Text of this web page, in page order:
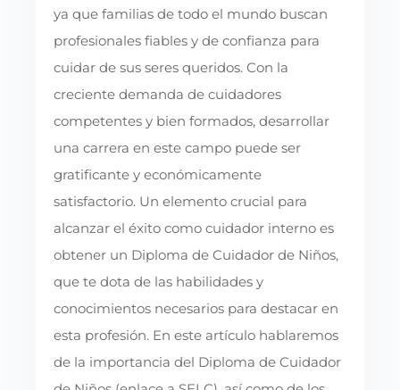
ya que familias de todo el mundo buscan
profesionales fiables y de confianza para
cuidar de sus seres queridos. Con la
creciente demanda de cuidadores
competentes y bien formados, desarrollar
una carrera en este campo puede ser
gratificante y económicamente
satisfactorio. Un elemento crucial para
alcanzar el éxito como cuidador interno es
obtener un Diploma de Cuidador de Niños,
que te dota de las habilidades y
conocimientos necesarios para destacar en
esta profesión. En este artículo hablaremos
de la importancia del Diploma de Cuidador